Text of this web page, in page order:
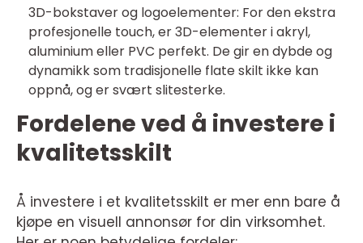
3D-bokstaver og logoelementer: For den ekstra
profesjonelle touch, er 3D-elementer i akryl,
aluminium eller PVC perfekt. De gir en dybde og
dynamikk som tradisjonelle flate skilt ikke kan
oppnå, og er svært slitesterke.
Fordelene ved å investere i
kvalitetsskilt
Å investere i et kvalitetsskilt er mer enn bare å
kjøpe en visuell annonsør for din virksomhet.